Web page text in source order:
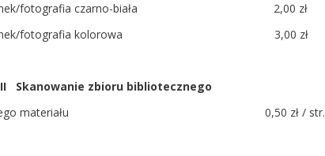
rysunek/fotografia czarno-biała 2,00 zł
rysunek/fotografia kolorowa 3,00 zł
II Skanowanie zbioru bibliotecznego
materiału 0,50 zł / str.